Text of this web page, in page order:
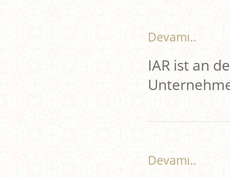
Devamı..
IAR ist an
Devamı..